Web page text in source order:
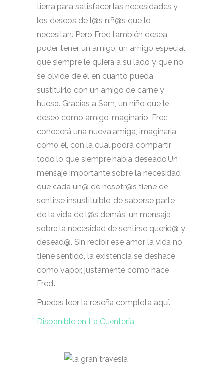
tierra para satisfacer las necesidades y
los deseos de l@s niñ@s que lo
necesitan. Pero Fred también desea
poder tener un amigo, un amigo especial
que siempre le quiera a su lado y que no
se olvide de él en cuanto pueda
sustituirlo con un amigo de carne y
hueso. Gracias a Sam, un niño que le
deseó como amigo imaginario, Fred
conocerá una nueva amiga, imaginaria
como él, con la cual podrá compartir
todo lo que siempre había deseado.Un
mensaje importante sobre la necesidad
que cada un@ de nosotr@s tiene de
sentirse insustituible, de saberse parte
de la vida de l@s demás, un mensaje
sobre la necesidad de sentirse querid@ y
desead@. Sin recibir ese amor la vida no
tiene sentido, la existencia se deshace
como vapor, justamente como hace
Fred.
Puedes leer la reseña completa aquí.
Disponible en La Cuentería